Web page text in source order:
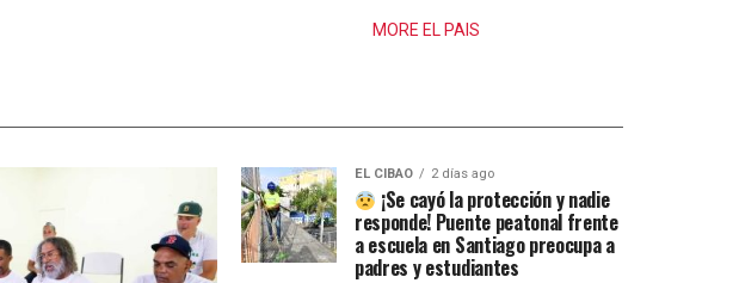
MORE EL PAIS
EL CIBAO 2 días ago
¡Se cayó la protección y nadie
responde! Puente peatonal frente
a escuela en Santiago preocupa a
padres y estudiantes